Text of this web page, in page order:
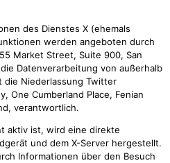
des Dienstes X (ehemals
werden angeboten durch
Market Street, Suite 900, San
Datenverarbeitung von außerhalb
die Niederlassung Twitter
One Cumberland Place, Fenian
verantwortlich.
aktiv ist, wird eine direkte
und dem X-Server hergestellt.
Informationen über den Besuch